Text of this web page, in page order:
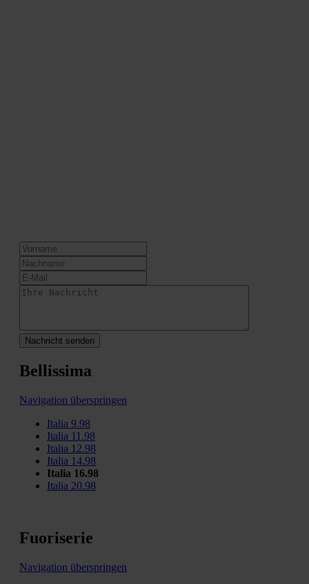
Nachricht senden
Bellissima
Navigation überspringen
Italia 9.98
Italia 11.98
Italia 12.98
Italia 14.98
Italia 16.98
Italia 20.98
Fuoriserie
Navigation überspringen